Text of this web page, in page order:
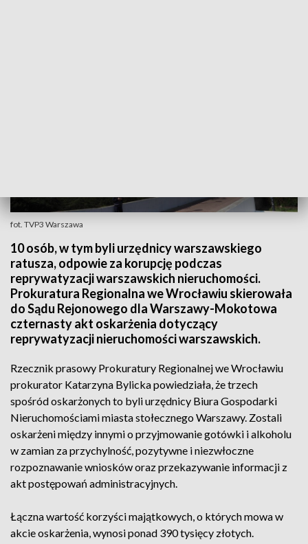
fot. TVP3 Warszawa
10 osób, w tym byli urzędnicy warszawskiego
ratusza, odpowie za korupcję podczas
reprywatyzacji warszawskich nieruchomości.
Prokuratura Regionalna we Wrocławiu skierowała
do Sądu Rejonowego dla Warszawy-Mokotowa
czternasty akt oskarżenia dotyczący
reprywatyzacji nieruchomości warszawskich.
Rzecznik prasowy Prokuratury Regionalnej we Wrocławiu
prokurator Katarzyna Bylicka powiedziała, że trzech
spośród oskarżonych to byli urzędnicy Biura Gospodarki
Nieruchomościami miasta stołecznego Warszawy. Zostali
oskarżeni między innymi o przyjmowanie gotówki i alkoholu
w zamian za przychylność, pozytywne i niezwłoczne
rozpoznawanie wniosków oraz przekazywanie informacji z
akt postępowań administracyjnych.
Łączna wartość korzyści majątkowych, o których mowa w
akcie oskarżenia, wynosi ponad 390 tysięcy złotych.